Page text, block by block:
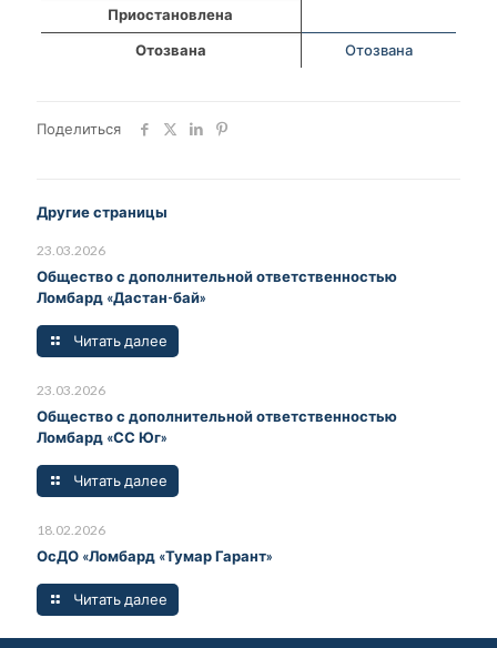
Приостановлена
Отозвана
Отозвана
Поделиться
Другие страницы
23.03.2026
Общество с дополнительной ответственностью
Ломбард «Дастан-бай»
Читать далее
23.03.2026
Общество с дополнительной ответственностью
Ломбард «СС Юг»
Читать далее
18.02.2026
ОсДО «Ломбард «Тумар Гарант»
Читать далее